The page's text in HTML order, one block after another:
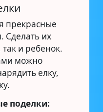
прекрасные
Сделать их
и ребенок.
можно
елку,
поделки: